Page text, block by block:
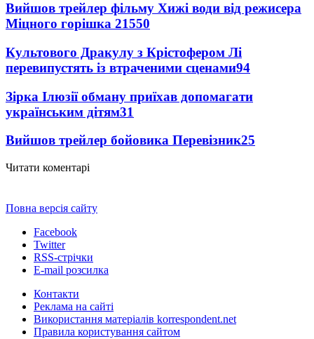
Вийшов трейлер фільму Хижі води від режисера
Міцного горішка 21550
Культового Дракулу з Крістофером Лі
перевипустять із втраченими сценами94
Зірка Ілюзії обману приїхав допомагати
українським дітям31
Вийшов трейлер бойовика Перевізник25
Читати коментарі
Повна версія сайту
Facebook
Twitter
RSS-стрічки
E-mail розсилка
Контакти
Реклама на сайті
Використання матеріалів korrespondent.net
Правила користування сайтом